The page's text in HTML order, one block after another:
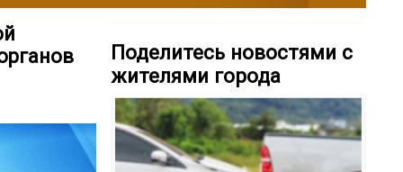
Поделитесь новостями с
жителями города